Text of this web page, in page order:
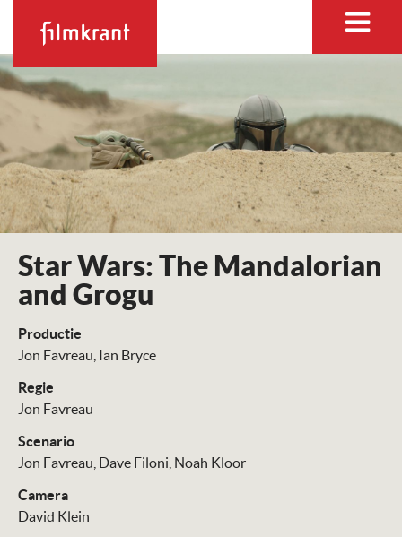
Star Wars: The Mandalorian
and Grogu
Productie
Jon Favreau Ian Bryce
Regie
Jon Favreau
Scenario
Jon Favreau Dave Filoni Noah Kloor
Camera
David Klein